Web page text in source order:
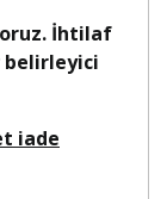
İhtilaf
belirleyici
iade